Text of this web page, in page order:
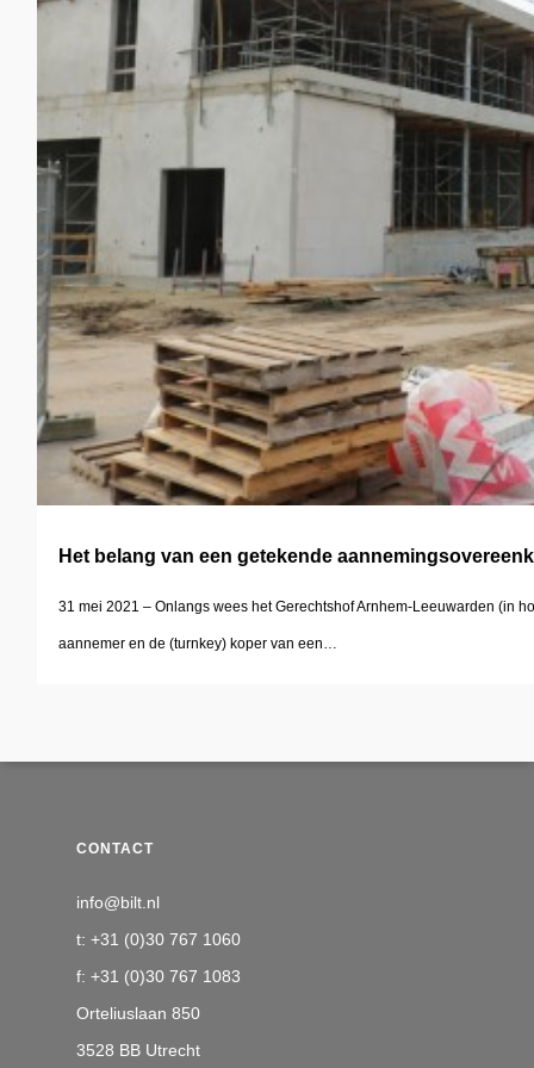
Het belang van een getekende
31 mei 2021 – Onlangs wees het Gerechtshof Arnhem-Leeuwarden (in
aannemer en de (turnkey) koper van een…
CONTACT
info@bilt.nl
t: +31 (0)30 767 1060
f: +31 (0)30 767 1083
Orteliuslaan 850
3528 BB Utrecht